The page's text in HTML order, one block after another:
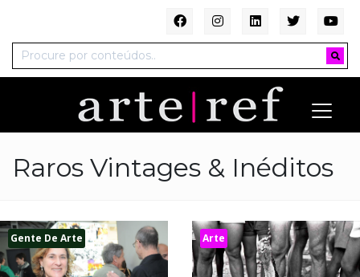
Raros Vintages & Inéditos
Gente De Arte Arte